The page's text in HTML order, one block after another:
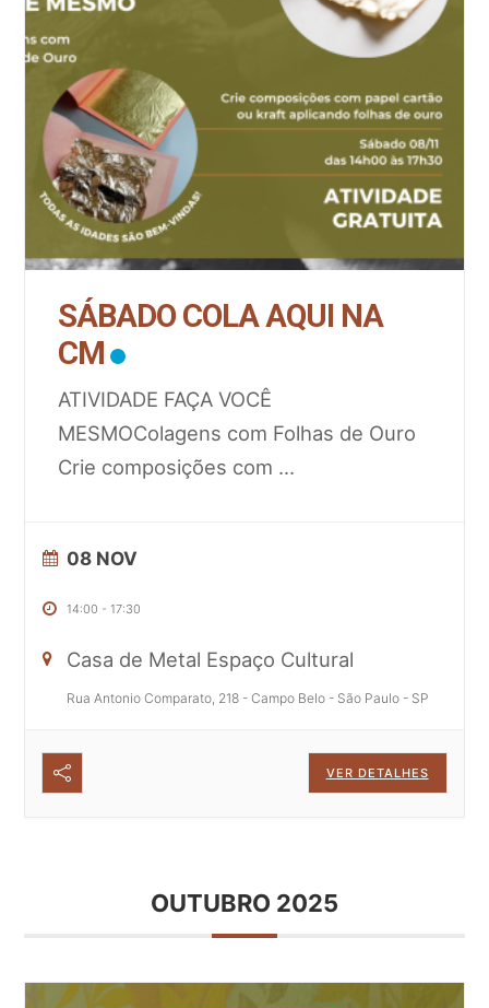
SÁBADO COLA AQUI NA
CM
ATIVIDADE FAÇA VOCÊ
MESMOColagens com Folhas de Ouro
Crie composições com ...
08 NOV
14:00 -17:30
Casa de Metal Espaço Cultural
Rua Antonio Comparato, 218 - Campo Belo - São Paulo - SP
VER DETALHES
OUTUBRO 2025